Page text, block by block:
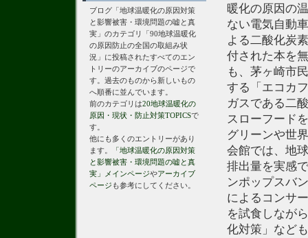
暖化の原因の
ない電気自動
よる二酸化炭
付された本を
も、茅ヶ崎市
する「エコカ
ガスである二
スローフード
グリーンや世
会館では、地
排出量を実感
ンポップスバ
によるコンサ
を試食しなが
化対策」など
ブログ「地球温暖化の原因対策
と影響被害・環境問題の嘘と真
実」のカテゴリ「90地球温暖化
の原因防止の全国の取組み状
況」に投稿されたすべてのエン
トリーのアーカイブのページで
す。過去のものから新しいもの
へ順番に並んでいます。
前のカテゴリは20地球温暖化の
原因・現状・防止対策TOPICSで
す。
他にも多くのエントリーがあり
ます。
「地球温暖化の原因対策
と影響被害・環境問題の嘘と真
実」メインページやアーカイブ
ページ も参考にしてください。